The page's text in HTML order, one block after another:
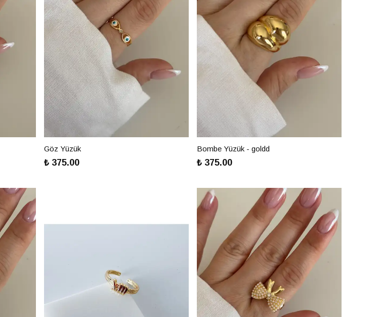
Göz Yüzük
₺ 375.00
Bombe Yüzük - goldd
₺ 375.00